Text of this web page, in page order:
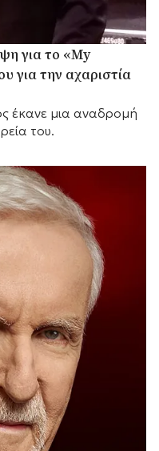
για το «My
για την αχαριστία
έκανε μια αναδρομή
του.